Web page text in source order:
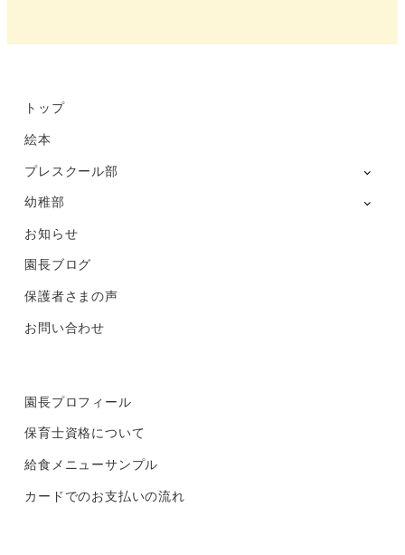
Instagram
トップ
絵本
プレスクール部
幼稚部
お知らせ
園長ブログ
保護者さまの声
お問い合わせ
園長プロフィール
保育士資格について
給食メニューサンプル
カードでのお支払いの流れ